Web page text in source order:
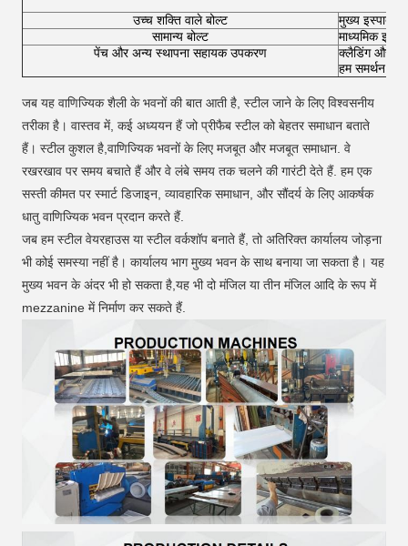
उच्च शक्ति वाले बोल्ट
मुख्य इस्पात
सामान्य बोल्ट
माध्यमिक
पेंच और अन्य स्थापना सहायक उपकरण
क्लैडिंग और
हम समर्थन के
जब यह वाणिज्यिक शैली के भवनों की बात आती है, स्टील जाने के लिए विश्वसनीय
तरीका है। वास्तव में, कई अध्ययन हैं जो प्रीफैब स्टील को बेहतर समाधान बताते
हैं। स्टील कुशल है,वाणिज्यिक भवनों के लिए मजबूत और मजबूत समाधान. वे
रखरखाव पर समय बचाते हैं और वे लंबे समय तक चलने की गारंटी देते हैं. हम एक
सस्ती कीमत पर स्मार्ट डिजाइन, व्यावहारिक समाधान, और सौंदर्य के लिए आकर्षक
धातु वाणिज्यिक भवन प्रदान करते हैं.
जब हम स्टील वेयरहाउस या स्टील वर्कशॉप बनाते हैं, तो अतिरिक्त कार्यालय जोड़ना
भी कोई समस्या नहीं है। कार्यालय भाग मुख्य भवन के साथ बनाया जा सकता है। यह
मुख्य भवन के अंदर भी हो सकता है,यह भी दो मंजिल या तीन मंजिल आदि के रूप में
mezzanine में निर्माण कर सकते हैं.